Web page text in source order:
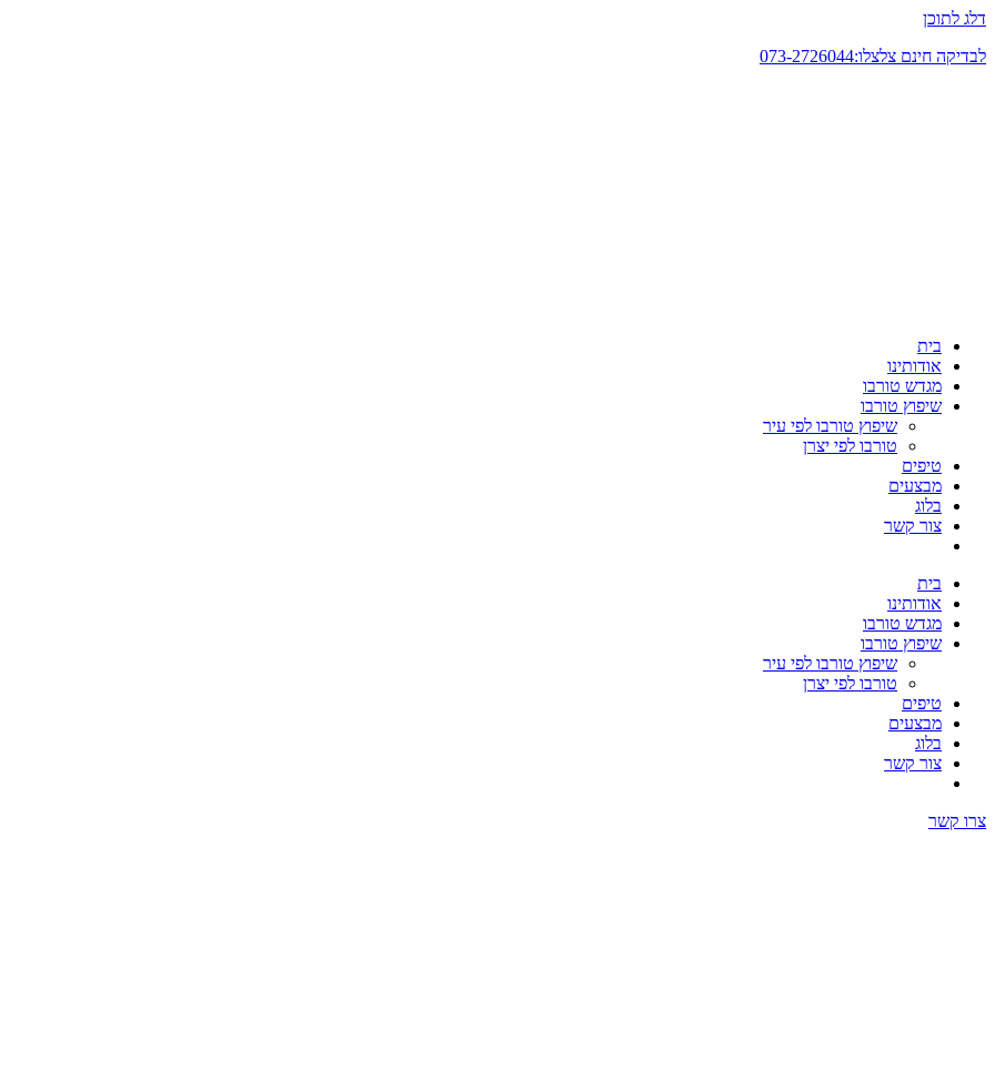
דלג לתוכן
לבדיקה חינם צלצלו:073-2726044
בית
אודותינו
מגדש טורבו
שיפוץ טורבו
שיפוץ טורבו לפי עיר
טורבו לפי יצרן
טיפים
מבצעים
בלוג
צור קשר
בית
אודותינו
מגדש טורבו
שיפוץ טורבו
שיפוץ טורבו לפי עיר
טורבו לפי יצרן
טיפים
מבצעים
בלוג
צור קשר
צרו קשר